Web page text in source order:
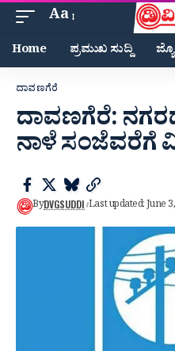
Aa
Home ಪ್ರಮುಖ ಸುದ್ದಿ
ದಾವಣಗೆರೆ
ದಾವಣಗೆರೆ:
ನಾಳೆ ಸಂಜೆ‌ವರೆಗೆ
ByDVGSUDDI Last updated: June